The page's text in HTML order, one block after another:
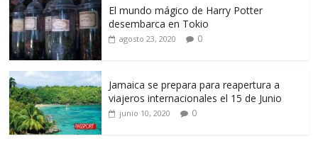
El mundo mágico de Harry Potter
desembarca en Tokio
agosto 23, 2020 0
Jamaica se prepara para reapertura a
viajeros internacionales el 15 de Junio
junio 10, 2020 0